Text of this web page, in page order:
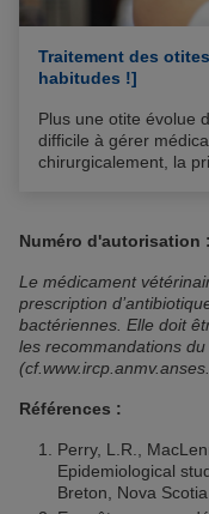
Traitement des
habitudes !]
Plus une otite évolue
difficile à gérer
chirurgicalement, la
Numéro d'autorisation :
Le médicament
prescription
bactériennes. Elle doit
les recommandations
Références :
Perry, L.R.,
Epidemiological
Breton, Nova